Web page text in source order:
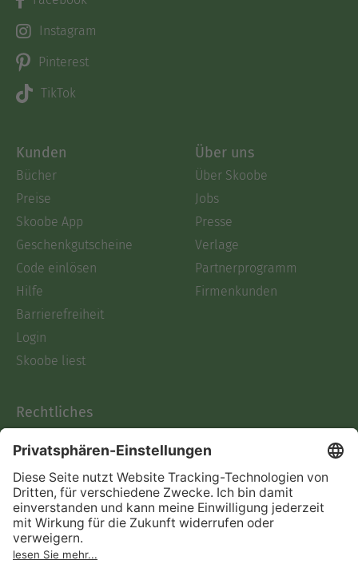
Instagram
Pinterest
TikTok
Kunden
Bücher
Preise
Skoobe App
Geschenkgutscheine
Code einlösen
Hilfe
Barrierefreiheit
Login
Skoobe liest
Über uns
Über Skoobe
Jobs
Presse
Verlage
Partnerprogramm
Firmenkunden
Rechtliches
AGB
Informationen nach Data
Act
Verträge hier kündigen
Impressum